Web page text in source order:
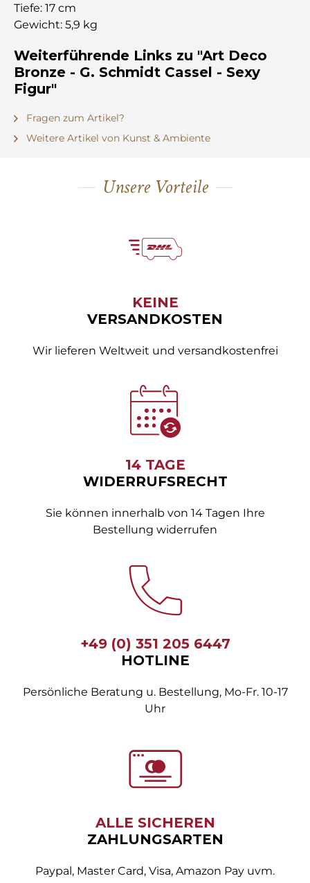
Tiefe: 17 cm
Gewicht: 5,9 kg
Weiterführende Links zu "Art Deco
Bronze - G. Schmidt Cassel - Sexy
Figur"
Fragen zum Artikel?
Weitere Artikel von Kunst & Ambiente
Unsere Vorteile
KEINE
VERSANDKOSTEN
Wir lieferen Weltweit und versandkostenfrei
14 TAGE
WIDERRUFSRECHT
Sie können innerhalb von 14 Tagen Ihre
Bestellung widerrufen
+49 (0) 351 205 6447
HOTLINE
Persönliche Beratung u. Bestellung, Mo-Fr. 10-17
Uhr
ALLE SICHEREN
ZAHLUNGSARTEN
Paypal, Master Card, Visa, Amazon Pay uvm.